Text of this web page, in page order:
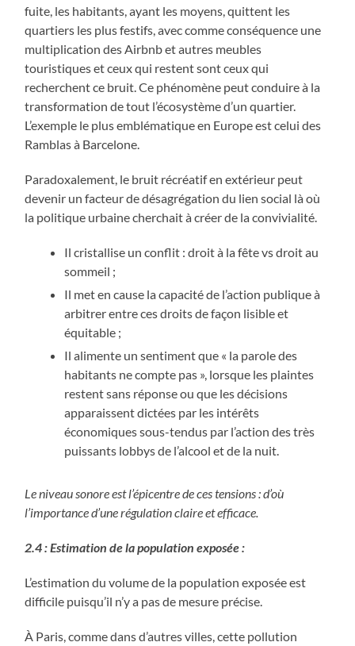
fuite, les habitants, ayant les moyens, quittent les
quartiers les plus festifs, avec comme conséquence une
multiplication des Airbnb et autres meubles
touristiques et ceux qui restent sont ceux qui
recherchent ce bruit. Ce phénomène peut conduire à la
transformation de tout l’écosystème d’un quartier.
L’exemple le plus emblématique en Europe est celui des
Ramblas à Barcelone.
Paradoxalement, le bruit récréatif en extérieur peut
devenir un facteur de désagrégation du lien social là où
la politique urbaine cherchait à créer de la convivialité.
Il cristallise un conflit : droit à la fête vs droit au
sommeil ;
Il met en cause la capacité de l’action publique à
arbitrer entre ces droits de façon lisible et
équitable ;
Il alimente un sentiment que « la parole des
habitants ne compte pas », lorsque les plaintes
restent sans réponse ou que les décisions
apparaissent dictées par les intérêts
économiques sous-tendus par l’action des très
puissants lobbys de l’alcool et de la nuit.
Le niveau sonore est l’épicentre de ces tensions : d’où
l’importance d’une régulation claire et efficace.
2.4 : Estimation de la population exposée :
L’estimation du volume de la population exposée est
difficile puisqu’il n’y a pas de mesure précise.
À Paris, comme dans d’autres villes, cette pollution